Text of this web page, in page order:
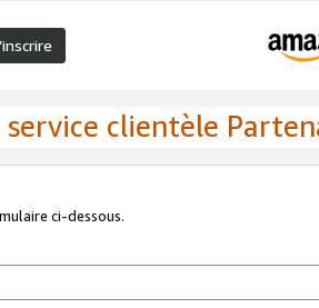
clientèle
ci-dessous.